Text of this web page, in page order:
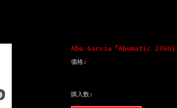
Abu Garcia『Abumatic
価格:
購入数: